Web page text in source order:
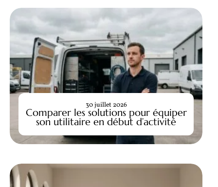
Comparer les solutions pour équiper
son utilitaire en début d’activité
30 juillet 2026